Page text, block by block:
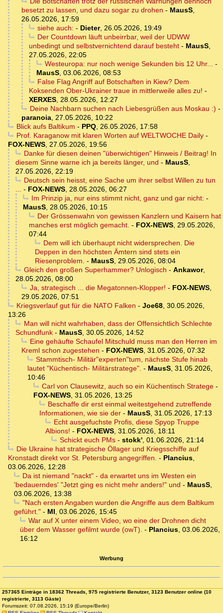
besetzt zu lassen, und dazu sogar zu drohen - MausS,
26.05.2026, 17:59
siehe auch: - Dieter, 26.05.2026, 19:49
Der Countdown läuft unbeirrbar, weil der UDWW
unbedingt und selbstvernichtend darauf besteht - MausS,
27.05.2026, 22:05
Westeuropa: nur noch wenige Sekunden bis 12 Uhr... -
MausS, 03.06.2026, 08:53
False Flag Angriff auf Botschaften in Kiew? Dem
Koksenden Ober-Ukrainer traue in mittlerweile alles zu! -
XERXES, 28.05.2026, 12:27
Deine Nachbarn suchen nach Liebesgrüßen aus Moskau :) -
paranoia, 27.05.2026, 10:22
Blick aufs Baltikum - PPQ, 26.05.2026, 17:58
Prof. Karaganow mit klaren Worten auf WELTWOCHE Daily-
FOX-NEWS, 27.05.2026, 19:56
Danke für diesen deinen "überwichtigen" Hinweis / Beitrag! In
diesem Sinne warne ich ja bereits länger, und - MausS,
27.05.2026, 22:19
Deutsch sein heisst, eine Sache um ihrer selbst Willen zu tun
... - FOX-NEWS, 28.05.2026, 06:27
Im Prinzip ja, nur eins stimmt nicht, ganz und gar nicht: -
MausS, 28.05.2026, 10:15
Der Grössenwahn von gewissen Kanzlern und Kaisern hat
manches erst möglich gemacht. - FOX-NEWS, 29.05.2026,
07:44
Dem will ich überhaupt nicht widersprechen. Die
Deppen in den höchsten Ämtern sind stets ein
Riesenproblem. - MausS, 29.05.2026, 08:04
Gleich den großen Superhammer? Unlogisch - Ankawor,
28.05.2026, 08:00
Ja, strategisch ... die Megatonnen-Klopper! - FOX-NEWS,
29.05.2026, 07:51
Kriegsverlauf gut für die NATO Falken - Joe68, 30.05.2026,
13:26
Man will nicht wahrhaben, dass der Offensichtlich Schlechte
Schundfunk - MausS, 30.05.2026, 14:52
Eine gehäufte Schaufel Mitschuld muss man den Herren im
Kreml schon zugestehen - FOX-NEWS, 31.05.2026, 07:32
Stammtisch- Militär"experten"tum, nächste Stufe hinab
lautet "Küchentisch- Militärstratege". - MausS, 31.05.2026,
10:46
Carl von Clausewitz, auch so ein Küchentisch Stratege-
FOX-NEWS, 31.05.2026, 13:25
Beschaffe dir erst einmal weitestgehend zutreffende
Informationen, wie sie der - MausS, 31.05.2026, 17:13
Echt ausgefuchste Profis, diese Spyop Truppe
Albions! - FOX-NEWS, 31.05.2026, 18:11
Schickt euch PMs- stokk', 01.06.2026, 21:14
Die Ukraine hat strategische Öllager und Kriegsschiffe auf
Kronstadt direkt vor St. Petersburg angegriffen. - Plancius,
03.06.2026, 12:28
Da ist niemand "nackt" - da erwartet uns im Westen ein
'bedauerndes' "Jetzt ging es nicht mehr anders!" und - MausS,
03.06.2026, 13:38
"Nach ersten Angaben wurden die Angriffe aus dem Baltikum
geführt." - MI, 03.06.2026, 15:45
War auf X unter einem Video, wo eine der Drohnen dicht
über dem Wasser gefilmt wurde (owT). - Plancius, 03.06.2026,
16:12
Werbung
257365 Einträge in 18362 Threads, 975 registrierte Benutzer, 3123 Benutzer online (10
registrierte, 3113 Gäste)
Forumszeit: 07.08.2026, 15:19 (Europe/Berlin)